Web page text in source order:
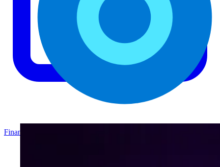
Finanzas